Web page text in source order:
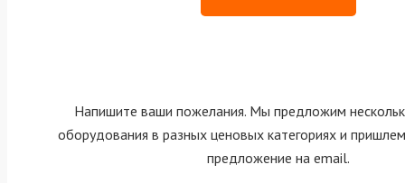
Напишите ваши пожелания. Мы предложим
оборудования в разных ценовых категориях и
предложение на email.